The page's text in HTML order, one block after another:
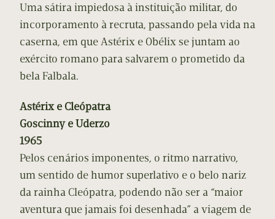
Uma sátira impiedosa à instituição militar, do
incorporamento à recruta, passando pela vida na
caserna, em que Astérix e Obélix se juntam ao
exército romano para salvarem o prometido da
bela Falbala.
Astérix e Cleópatra
Goscinny e Uderzo
1965
Pelos cenários imponentes, o ritmo narrativo,
um sentido de humor superlativo e o belo nariz
da rainha Cleópatra, podendo não ser a “maior
aventura que jamais foi desenhada” a viagem de